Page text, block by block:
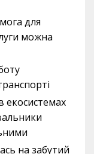
для
можна
екосистемах
на забутий